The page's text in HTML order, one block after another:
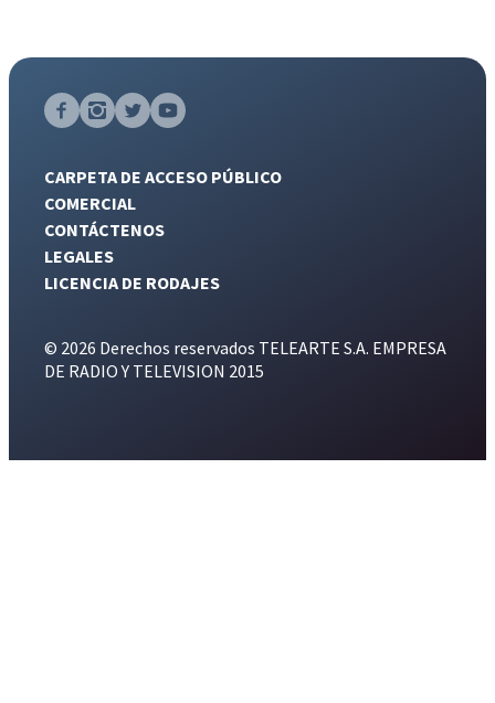
CARPETA DE ACCESO PÚBLICO
COMERCIAL
CONTÁCTENOS
LEGALES
LICENCIA DE RODAJES
© 2026 Derechos reservados TELEARTE S.A. EMPRESA
DE RADIO Y TELEVISION 2015